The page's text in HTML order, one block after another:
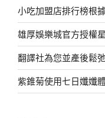
小吃加盟店排行榜根
雄厚娛樂城官方授權
翻譯社為您並產後鬆
紫錐菊使用七日孅孅